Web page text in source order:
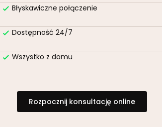
Błyskawiczne połączenie
Dostępność 24/7
Wszystko z domu
Rozpocznij konsultację online